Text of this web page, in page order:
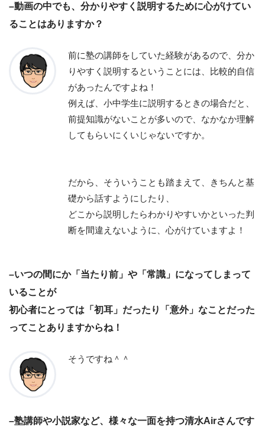
–動画の中でも、分かりやすく説明するために心がけてい
ることはありますか？
前に塾の講師をしていた経験があるので、分か
りやすく説明するということには、比較的自信
があったんですよね！
例えば、小中学生に説明するときの場合だと、
前提知識がないことが多いので、なかなか理解
してもらいにくいじゃないですか。
だから、そういうことも踏まえて、きちんと基
礎から話すようにしたり、
どこから説明したらわかりやすいかといった判
断を間違えないように、心がけていますよ！
–いつの間にか「当たり前」や「常識」になってしまって
いることが
初心者にとっては「初耳」だったり「意外」なことだった
ってことありますからね！
そうですね＾＾
–塾講師や小説家など、様々な一面を持つ清水Airさんです